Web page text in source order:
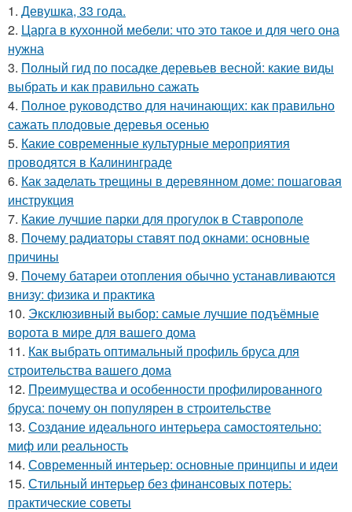
1. Девушка, 33 года.
2. Царга в кухонной мебели: что это такое и для чего она
нужна
3. Полный гид по посадке деревьев весной: какие виды
выбрать и как правильно сажать
4. Полное руководство для начинающих: как правильно
сажать плодовые деревья осенью
5. Какие современные культурные мероприятия
проводятся в Калининграде
6. Как заделать трещины в деревянном доме: пошаговая
инструкция
7. Какие лучшие парки для прогулок в Ставрополе
8. Почему радиаторы ставят под окнами: основные
причины
9. Почему батареи отопления обычно устанавливаются
внизу: физика и практика
10. Эксклюзивный выбор: самые лучшие подъёмные
ворота в мире для вашего дома
11. Как выбрать оптимальный профиль бруса для
строительства вашего дома
12. Преимущества и особенности профилированного
бруса: почему он популярен в строительстве
13. Создание идеального интерьера самостоятельно:
миф или реальность
14. Современный интерьер: основные принципы и идеи
15. Стильный интерьер без финансовых потерь:
практические советы